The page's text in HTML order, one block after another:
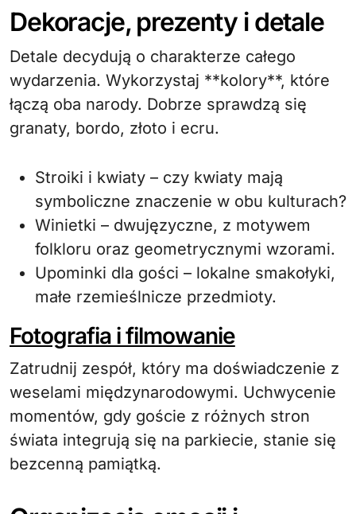
Dekoracje, prezenty i detale
Detale decydują o charakterze całego
wydarzenia. Wykorzystaj **kolory**, które
łączą oba narody. Dobrze sprawdzą się
granaty, bordo, złoto i ecru.
Stroiki i kwiaty – czy kwiaty mają
symboliczne znaczenie w obu kulturach?
Winietki – dwujęzyczne, z motywem
folkloru oraz geometrycznymi wzorami.
Upominki dla gości – lokalne smakołyki,
małe rzemieślnicze przedmioty.
Fotografia i filmowanie
Zatrudnij zespół, który ma doświadczenie z
weselami międzynarodowymi. Uchwycenie
momentów, gdy goście z różnych stron
świata integrują się na parkiecie, stanie się
bezcenną pamiątką.